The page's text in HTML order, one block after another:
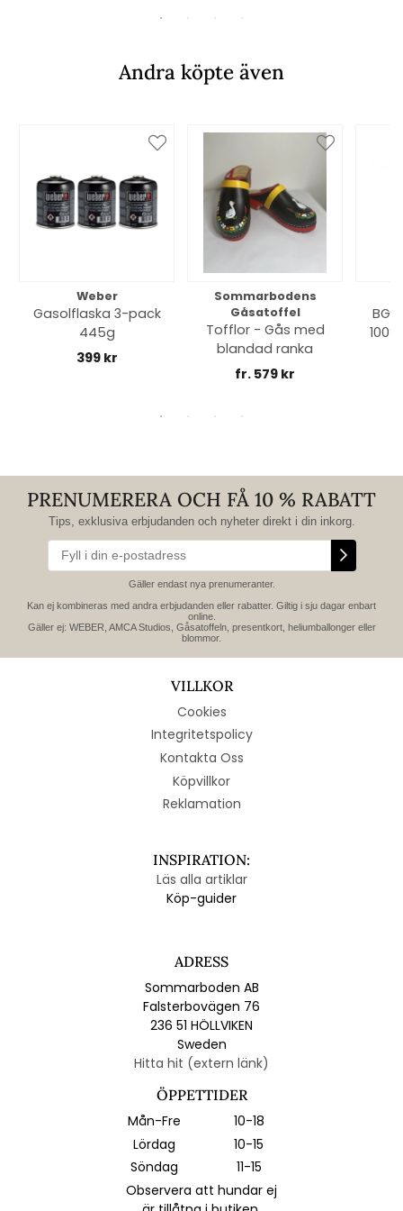
Andra köpte även
Weber
Gasolflaska 3-pack
445g
399 kr
Sommarbodens
Gåsatoffel
Tofflor - Gås med
blandad ranka
fr. 579 kr
PRENUMERERA OCH FÅ 10 % RABATT
Tips, exklusiva erbjudanden och nyheter direkt i din inkorg.
Gäller endast nya prenumeranter.
Kan ej kombineras med andra erbjudanden eller rabatter. Giltig i sju dagar enbart
online.
Gäller ej: WEBER, AMCA Studios, Gåsatoffeln, presentkort, heliumballonger eller
blommor.
VILLKOR
Cookies
Integritetspolicy
Kontakta Oss
Köpvillkor
Reklamation
INSPIRATION:
Läs alla artiklar
Köp-guider
ADRESS
Sommarboden AB
Falsterbovägen 76
236 51 HÖLLVIKEN
Sweden
Hitta hit (extern länk)
ÖPPETTIDER
Mån-Fre
10-18
Lördag
10-15
Söndag
11-15
Observera att hundar ej